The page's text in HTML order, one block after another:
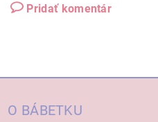
Pridať komentár
O BÁBETKU